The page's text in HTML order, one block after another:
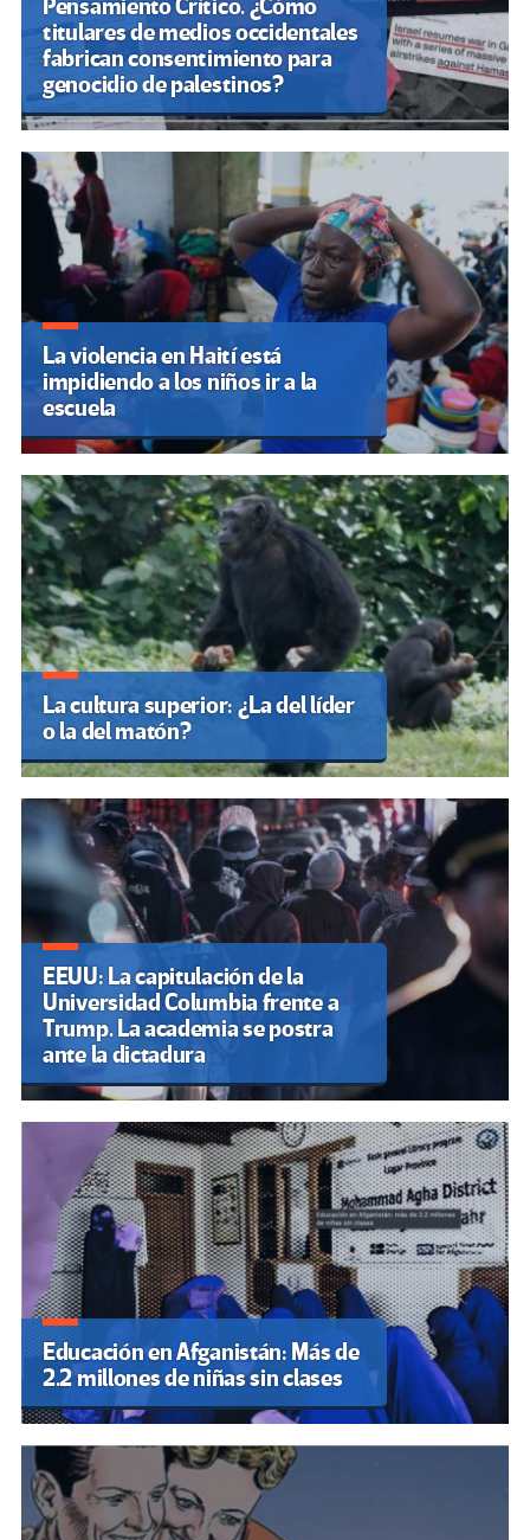
Pensamiento Crítico. ¿Cómo
titulares de medios occidentales
fabrican consentimiento para
genocidio de palestinos?
La violencia en Haití está
impidiendo a los niños ir a la
escuela
La cultura superior: ¿La del líder
o la del matón?
EEUU: La capitulación de la
Universidad Columbia frente a
Trump. La academia se postra
ante la dictadura
Educación en Afganistán: Más de
2.2 millones de niñas sin clases